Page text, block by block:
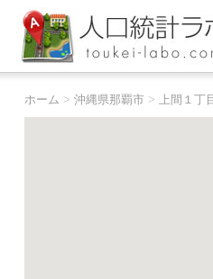
ホーム > 沖縄県那覇市> 上間１丁